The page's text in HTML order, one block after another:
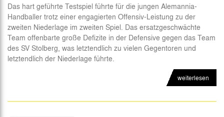
Das hart geführte Testspiel führte für die jungen Alemannia-
Handballer trotz einer engagierten Offensiv-Leistung zu der
zweiten Niederlage im zweiten Spiel. Das ersatzgeschwächte
Team offenbarte große Defizite in der Defensive gegen das Team
des SV Stolberg, was letztendlich zu vielen Gegentoren und
letztendlich der Niederlage führte.
weiterlesen